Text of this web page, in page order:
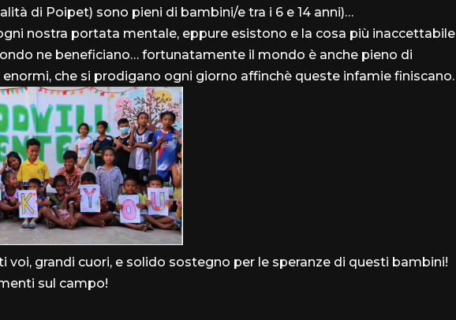
di Poipet) sono pieni di bambini/e tra i 6 e 14 anni)…
nostra portata mentale, eppure esistono e la cosa più inaccettabile
ne beneficiano… fortunatamente il mondo è anche pieno di
che si prodigano ogni giorno affinchè queste infamie finiscano.
voi, grandi cuori, e solido sostegno per le speranze di questi bambini!
sul campo!